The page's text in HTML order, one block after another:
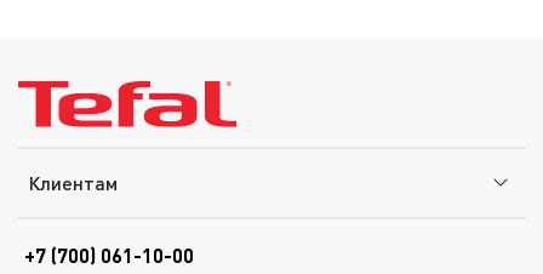
Клиентам
+7 (700) 061-10-00